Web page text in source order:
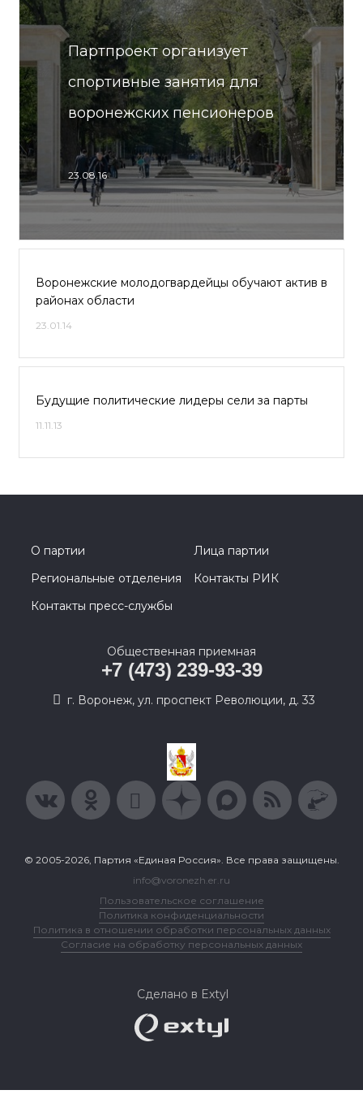
Партпроект организует
спортивные занятия для
воронежских пенсионеров
23.08.16
Воронежские молодогвардейцы обучают актив в
районах области
23.01.14
Будущие политические лидеры сели за парты
11.11.13
О партии
Лица партии
Региональные отделения
Контакты РИК
Контакты пресс-службы
Общественная приемная
+7 (473) 239-93-39
г. Воронеж, ул. проспект Революции, д. 33
© 2005-2026, Партия «Единая Россия». Все права защищены.
info@voronezh.er.ru
Пользовательское соглашение
Политика конфиденциальности
Политика в отношении обработки персональных данных
Согласие на обработку персональных данных
Сделано в Extyl